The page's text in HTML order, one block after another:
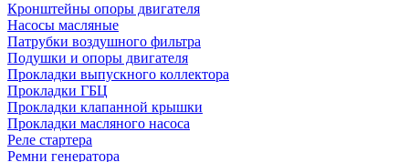
Кронштейны опоры двигателя
Насосы масляные
Патрубки воздушного фильтра
Подушки и опоры двигателя
Прокладки выпускного коллектора
Прокладки ГБЦ
Прокладки клапанной крышки
Прокладки масляного насоса
Реле стартера
Ремни генератора